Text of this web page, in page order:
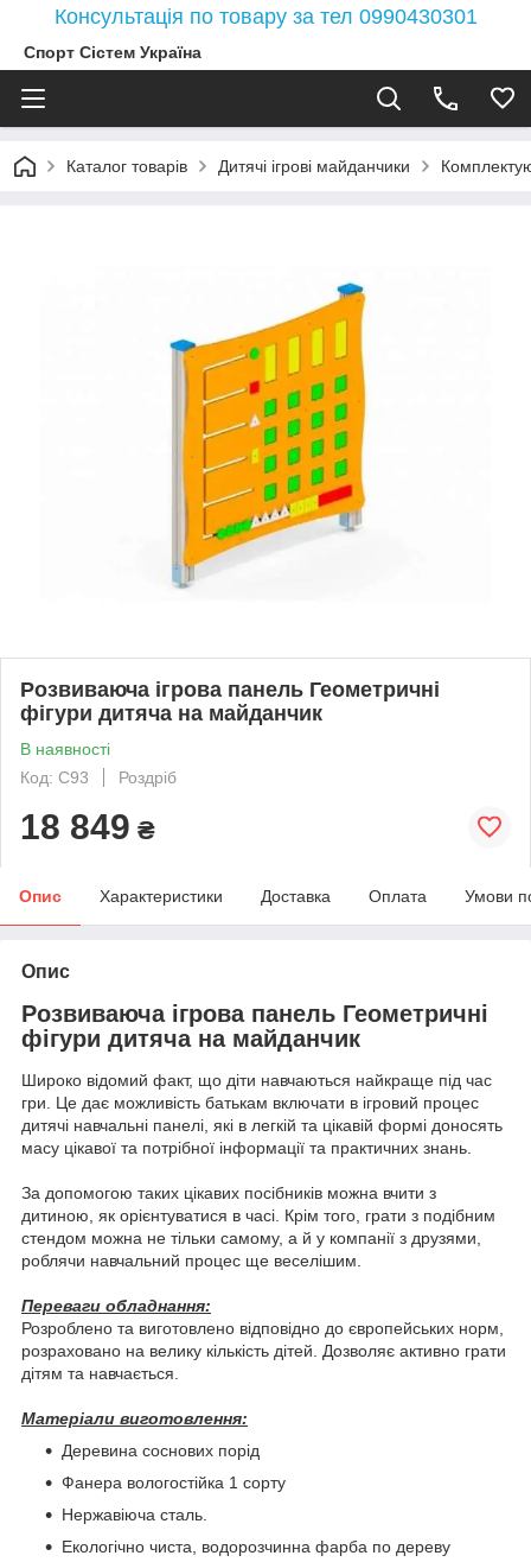
Консультація по товару за тел 0990430301
Спорт Сістем Україна
Каталог товарів Дитячі ігрові майданчики
Розвиваюча ігрова панель Геометричні
фігури дитяча на майданчик
В наявності
Код: C93
Роздріб
18 849 ₴
Опис Характеристики Доставка Оплата Умови
Опис
Розвиваюча ігрова панель Геометричні
фігури дитяча на майданчик
Широко відомий факт, що діти навчаються найкраще під час
гри. Це дає можливість батькам включати в ігровий процес
дитячі навчальні панелі, які в легкій та цікавій формі доносять
масу цікавої та потрібної інформації та практичних знань.
За допомогою таких цікавих посібників можна вчити з
дитиною, як орієнтуватися в часі. Крім того, грати з подібним
стендом можна не тільки самому, а й у компанії з друзями,
роблячи навчальний процес ще веселішим.
Переваги обладнання:
Розроблено та виготовлено відповідно до європейських норм,
розраховано на велику кількість дітей. Дозволяє активно грати
дітям та навчається.
Матеріали виготовлення:
Деревина соснових порід
Фанера вологостійка 1 сорту
Нержавіюча сталь.
Екологічно чиста, водорозчинна фарба по дереву